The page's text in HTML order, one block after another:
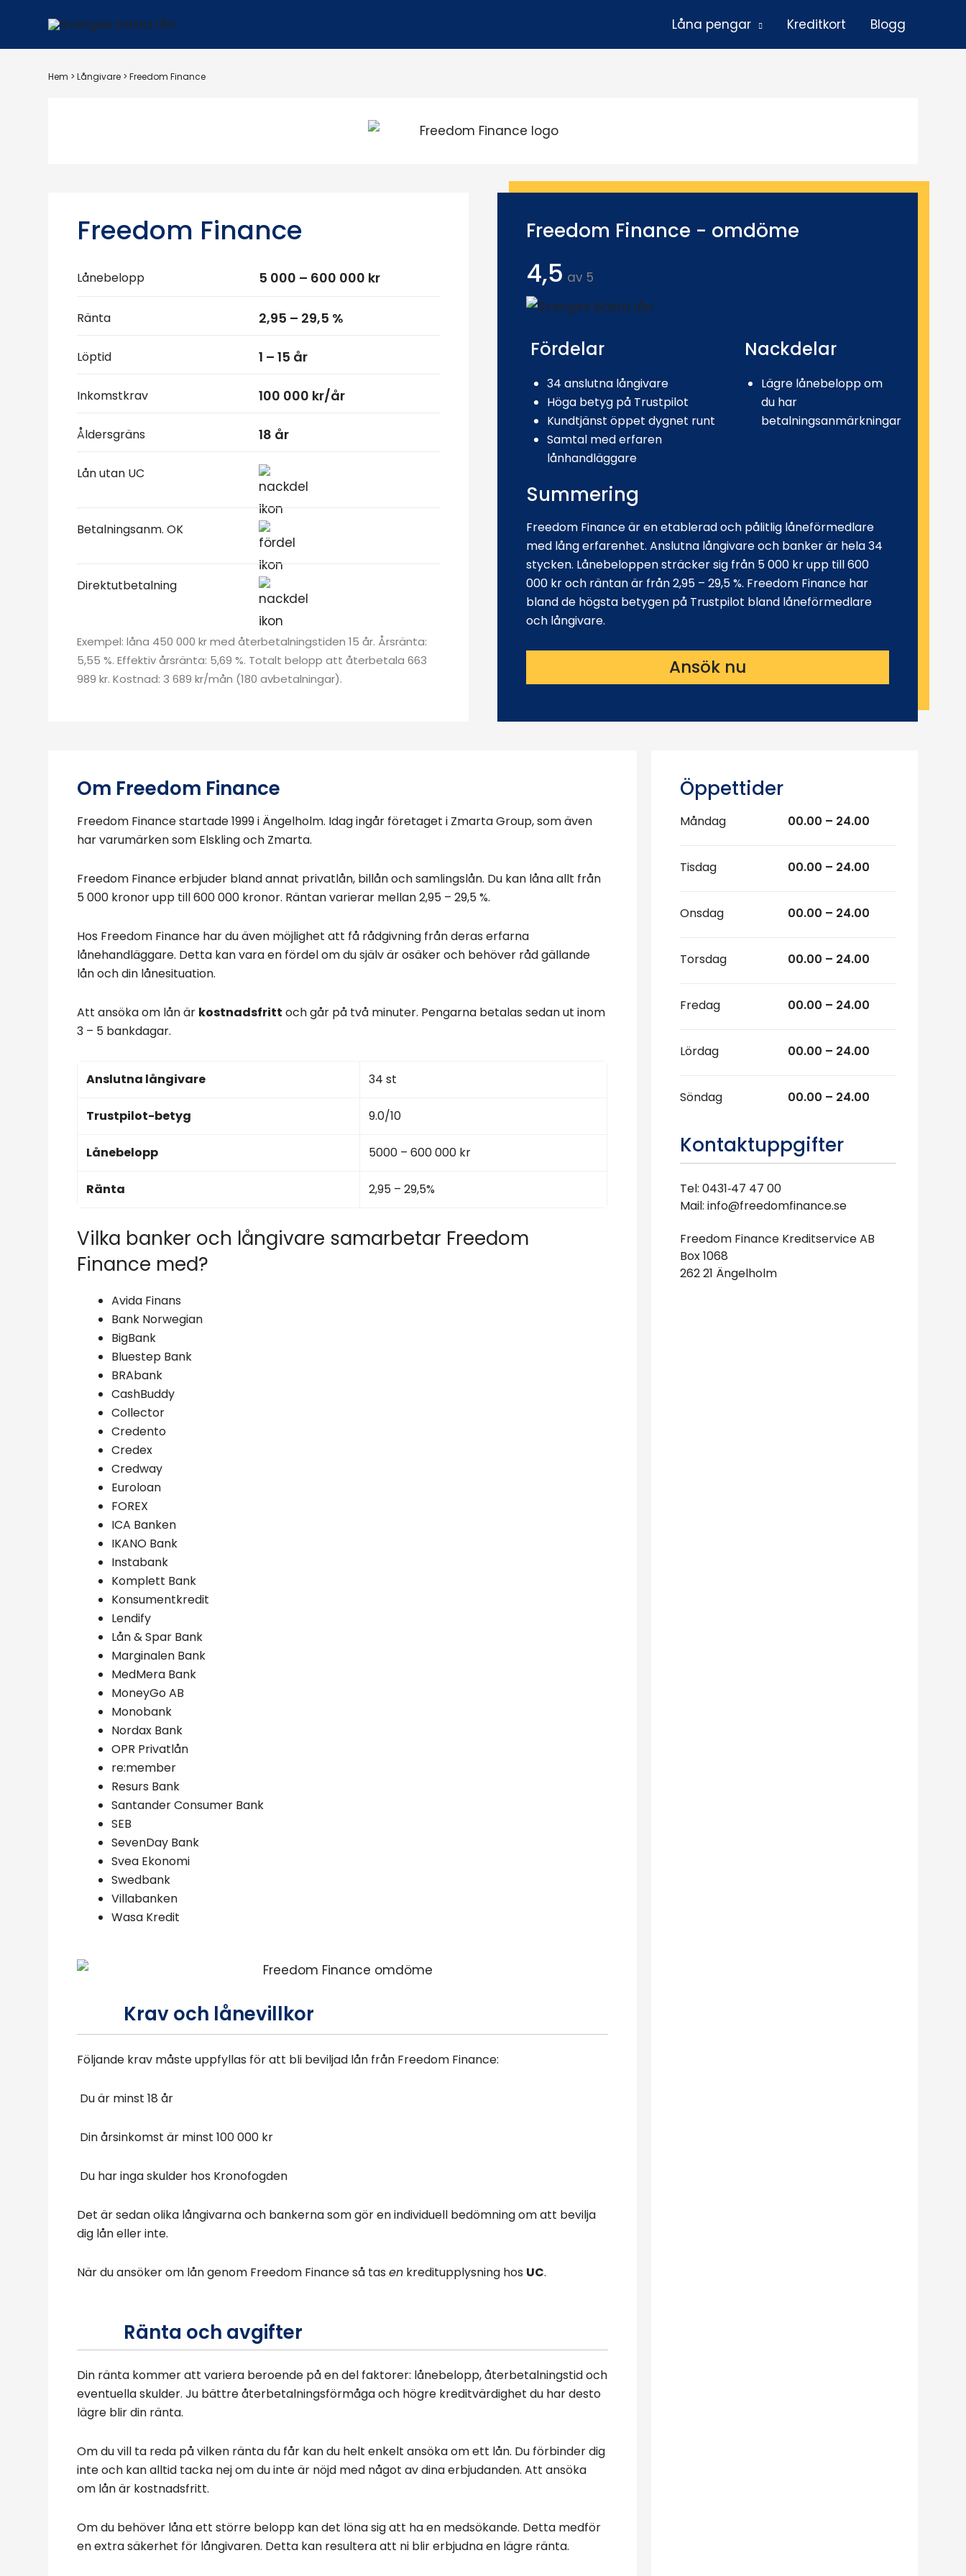
Låna pengar Kreditkort Blogg
Hem > Långivare > Freedom Finance
Freedom Finance
Lånebelopp 5 000 – 600 000 kr
Ränta 2,95 – 29,5 %
Löptid 1 – 15 år
Inkomstkrav 100 000 kr/år
Åldersgräns 18 år
Lån utan UC
Betalningsanm. OK
Direktutbetalning
Exempel: låna 450 000 kr med återbetalningstiden 15 år. Årsränta:
5,55 %. Effektiv årsränta: 5,69 %. Totalt belopp att återbetala 663
989 kr. Kostnad: 3 689 kr/mån (180 avbetalningar).
Freedom Finance - omdöme
4,5 av 5
Fördelar
34 anslutna långivare
Höga betyg på Trustpilot
Kundtjänst öppet dygnet runt
Samtal med erfaren
lånhandläggare
Nackdelar
Lägre lånebelopp om
du har
betalningsanmärkningar
Summering
Freedom Finance är en etablerad och pålitlig låneförmedlare
med lång erfarenhet. Anslutna långivare och banker är hela 34
stycken. Lånebeloppen sträcker sig från 5 000 kr upp till 600
000 kr och räntan är från 2,95 – 29,5 %. Freedom Finance har
bland de högsta betygen på Trustpilot bland låneförmedlare
och långivare.
Ansök nu
Om Freedom Finance
Freedom Finance startade 1999 i Ängelholm. Idag ingår företaget i Zmarta Group, som även
har varumärken som Elskling och Zmarta.
Freedom Finance erbjuder bland annat privatlån, billån och samlingslån. Du kan låna allt från
5 000 kronor upp till 600 000 kronor. Räntan varierar mellan 2,95 – 29,5 %.
Hos Freedom Finance har du även möjlighet att få rådgivning från deras erfarna
lånehandläggare. Detta kan vara en fördel om du själv är osäker och behöver råd gällande
lån och din lånesituation.
Att ansöka om lån är kostnadsfritt och går på två minuter. Pengarna betalas sedan ut inom
3 – 5 bankdagar.
Anslutna långivare 34 st
Trustpilot-betyg 9.0/10
Lånebelopp 5000 – 600 000 kr
Ränta 2,95 – 29,5%
Vilka banker och långivare samarbetar Freedom
Finance med?
Avida Finans
Bank Norwegian
BigBank
Bluestep Bank
BRAbank
CashBuddy
Collector
Credento
Credex
Credway
Euroloan
FOREX
ICA Banken
IKANO Bank
Instabank
Komplett Bank
Konsumentkredit
Lendify
Lån & Spar Bank
Marginalen Bank
MedMera Bank
MoneyGo AB
Monobank
Nordax Bank
OPR Privatlån
re:member
Resurs Bank
Santander Consumer Bank
SEB
SevenDay Bank
Svea Ekonomi
Swedbank
Villabanken
Wasa Kredit
Krav och lånevillkor
Följande krav måste uppfyllas för att bli beviljad lån från Freedom Finance:
Du är minst 18 år
Din årsinkomst är minst 100 000 kr
Du har inga skulder hos Kronofogden
Det är sedan olika långivarna och bankerna som gör en individuell bedömning om att bevilja
dig lån eller inte.
När du ansöker om lån genom Freedom Finance så tas en kreditupplysning hos UC.
Ränta och avgifter
Din ränta kommer att variera beroende på en del faktorer: lånebelopp, återbetalningstid och
eventuella skulder. Ju bättre återbetalningsförmåga och högre kreditvärdighet du har desto
lägre blir din ränta.
Om du vill ta reda på vilken ränta du får kan du helt enkelt ansöka om ett lån. Du förbinder dig
inte och kan alltid tacka nej om du inte är nöjd med något av dina erbjudanden. Att ansöka
om lån är kostnadsfritt.
Om du behöver låna ett större belopp kan det löna sig att ha en medsökande. Detta medför
en extra säkerhet för långivaren. Detta kan resultera att ni blir erbjudna en lägre ränta.
Öppettider
Måndag 00.00 – 24.00
Tisdag 00.00 – 24.00
Onsdag 00.00 – 24.00
Torsdag 00.00 – 24.00
Fredag 00.00 – 24.00
Lördag 00.00 – 24.00
Söndag 00.00 – 24.00
Kontaktuppgifter
Tel: 0431‑47 47 00
Mail: info@freedomfinance.se
Freedom Finance Kreditservice AB
Box 1068
262 21 Ängelholm